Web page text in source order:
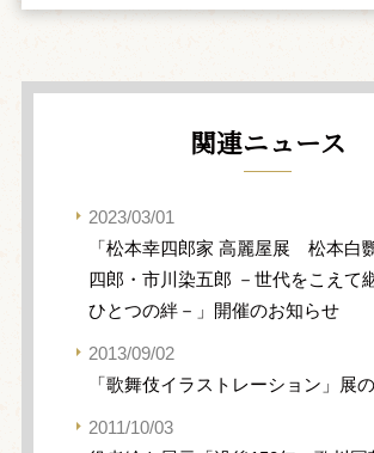
関連ニュース
2023/03/01
「松本幸四郎家 高麗屋展 松本⽩
四郎・市川染五郎 －世代をこえて
ひとつの絆－」開催のお知らせ
2013/09/02
「歌舞伎イラストレーション」展
2011/10/03